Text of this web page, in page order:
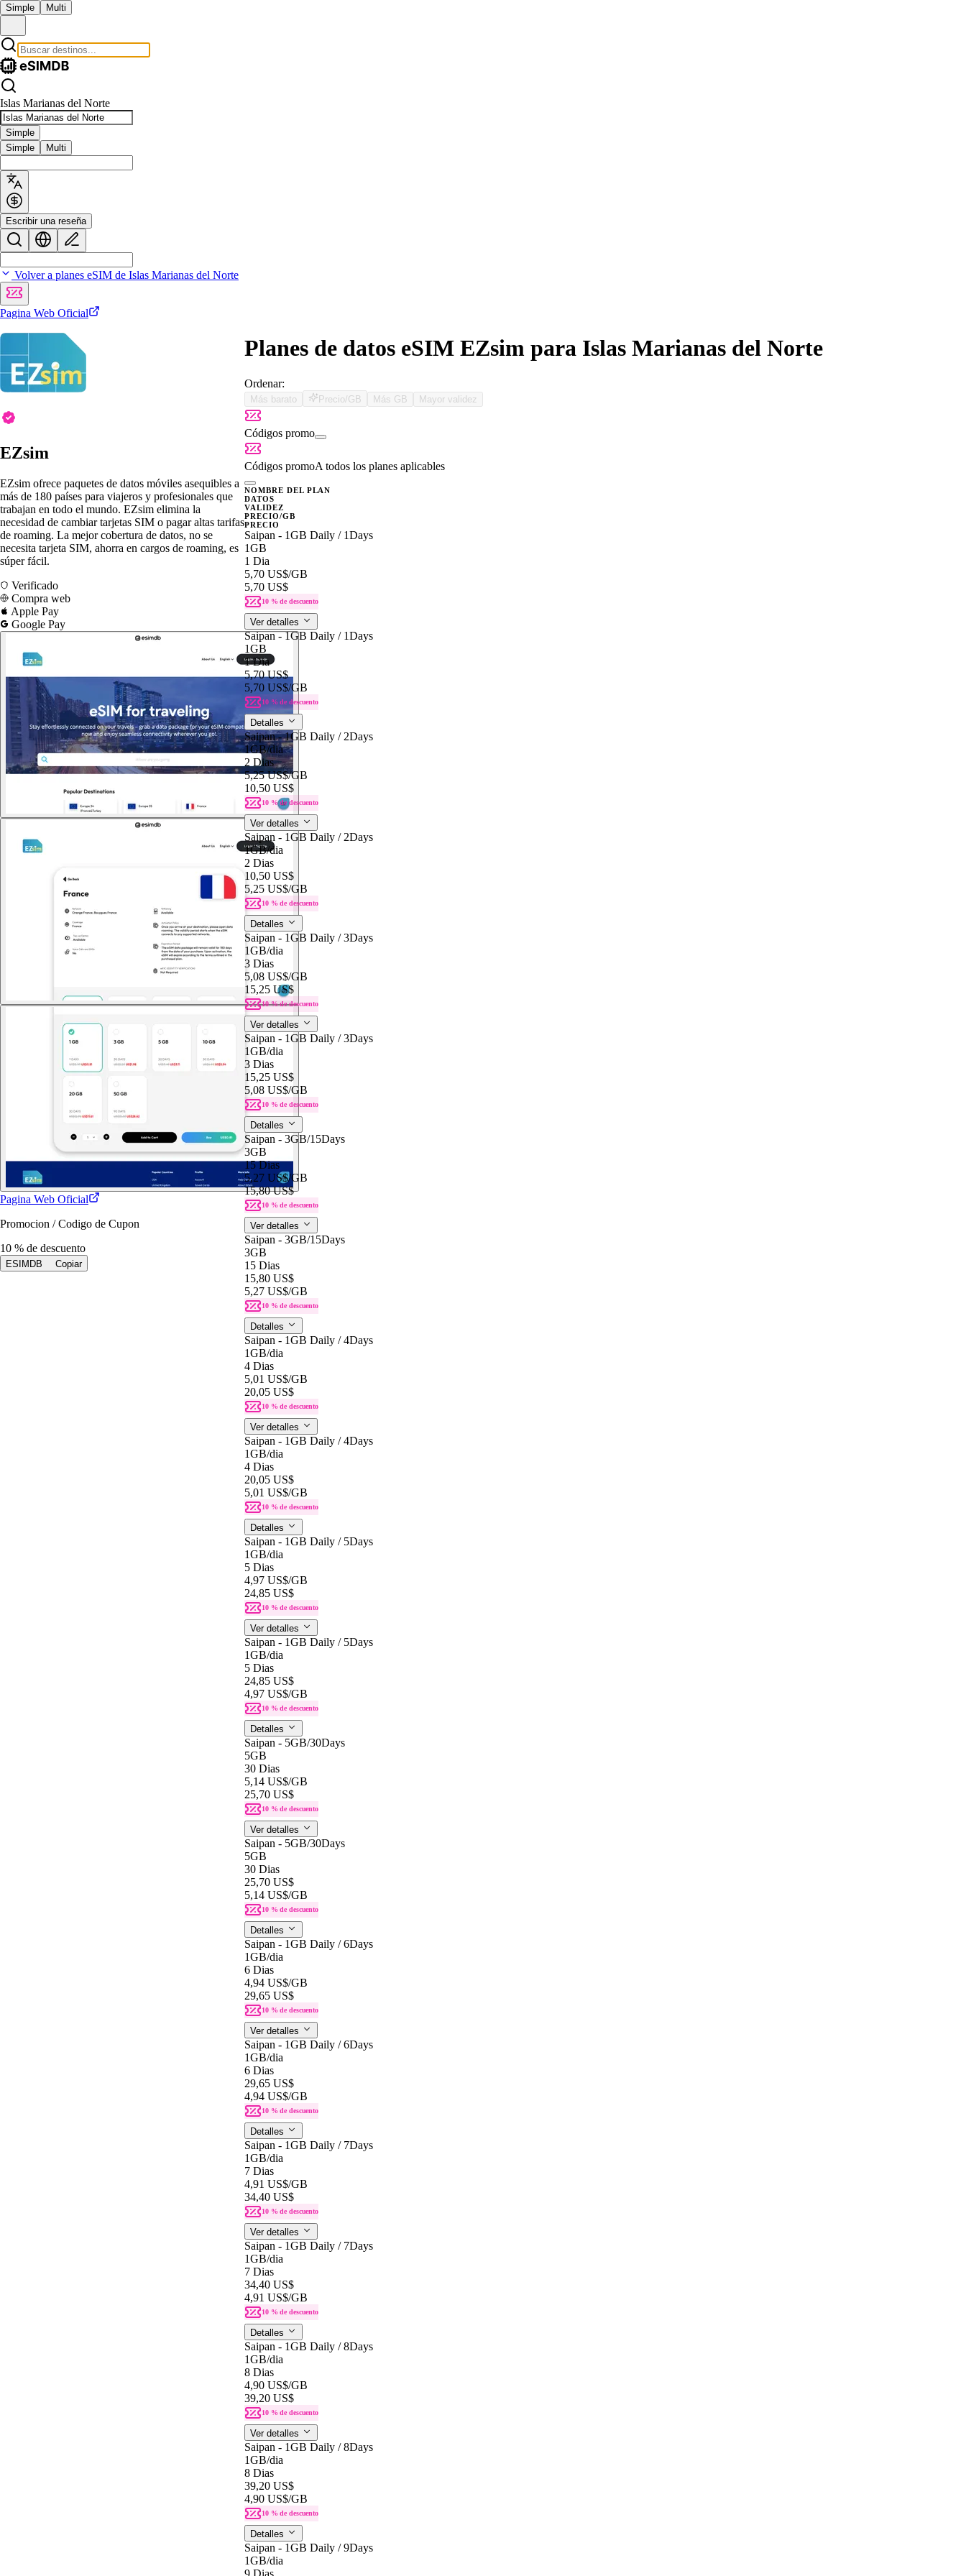
Simple Multi
Islas Marianas del Norte
Simple
Simple
Multi
Escribir una reseña
Volver a planes eSIM de Islas Marianas del Norte
Pagina Web Oficial
EZsim
EZsim ofrece paquetes de datos móviles asequibles a
más de 180 países para viajeros y profesionales que
trabajan en todo el mundo. EZsim elimina la
necesidad de cambiar tarjetas SIM o pagar altas tarifas
de roaming. La mejor cobertura de datos, no se
necesita tarjeta SIM, ahorra en cargos de roaming, es
súper fácil.
Verificado
Compra web
Apple Pay
Google Pay
Pagina Web Oficial
Promocion / Codigo de Cupon
10 % de descuento
ESIMDB Copiar
Planes de datos eSIM EZsim para Islas Marianas del Norte
Ordenar:
Más barato Precio/GB Más GB Mayor validez
Códigos promo
Códigos promoA todos los planes aplicables
NOMBRE DEL PLAN
DATOS
VALIDEZ
PRECIO/GB
PRECIO
Saipan - 1GB Daily / 1Days
1GB
1 Dia
5,70 US$/GB
5,70 US$
10 % de descuento
Ver detalles
Saipan - 1GB Daily / 1Days
1GB
1 Dia
5,70 US$
5,70 US$/GB
10 % de descuento
Detalles
Saipan - 1GB Daily / 2Days
1GB/dia
2 Dias
5,25 US$/GB
10,50 US$
10 % de descuento
Ver detalles
Saipan - 1GB Daily / 2Days
1GB/dia
2 Dias
10,50 US$
5,25 US$/GB
10 % de descuento
Detalles
Saipan - 1GB Daily / 3Days
1GB/dia
3 Dias
5,08 US$/GB
15,25 US$
10 % de descuento
Ver detalles
Saipan - 1GB Daily / 3Days
1GB/dia
3 Dias
15,25 US$
5,08 US$/GB
10 % de descuento
Detalles
Saipan - 3GB/15Days
3GB
15 Dias
5,27 US$/GB
15,80 US$
10 % de descuento
Ver detalles
Saipan - 3GB/15Days
3GB
15 Dias
15,80 US$
5,27 US$/GB
10 % de descuento
Detalles
Saipan - 1GB Daily / 4Days
1GB/dia
4 Dias
5,01 US$/GB
20,05 US$
10 % de descuento
Ver detalles
Saipan - 1GB Daily / 4Days
1GB/dia
4 Dias
20,05 US$
5,01 US$/GB
10 % de descuento
Detalles
Saipan - 1GB Daily / 5Days
1GB/dia
5 Dias
4,97 US$/GB
24,85 US$
10 % de descuento
Ver detalles
Saipan - 1GB Daily / 5Days
1GB/dia
5 Dias
24,85 US$
4,97 US$/GB
10 % de descuento
Detalles
Saipan - 5GB/30Days
5GB
30 Dias
5,14 US$/GB
25,70 US$
10 % de descuento
Ver detalles
Saipan - 5GB/30Days
5GB
30 Dias
25,70 US$
5,14 US$/GB
10 % de descuento
Detalles
Saipan - 1GB Daily / 6Days
1GB/dia
6 Dias
4,94 US$/GB
29,65 US$
10 % de descuento
Ver detalles
Saipan - 1GB Daily / 6Days
1GB/dia
6 Dias
29,65 US$
4,94 US$/GB
10 % de descuento
Detalles
Saipan - 1GB Daily / 7Days
1GB/dia
7 Dias
4,91 US$/GB
34,40 US$
10 % de descuento
Ver detalles
Saipan - 1GB Daily / 7Days
1GB/dia
7 Dias
34,40 US$
4,91 US$/GB
10 % de descuento
Detalles
Saipan - 1GB Daily / 8Days
1GB/dia
8 Dias
4,90 US$/GB
39,20 US$
10 % de descuento
Ver detalles
Saipan - 1GB Daily / 8Days
1GB/dia
8 Dias
39,20 US$
4,90 US$/GB
10 % de descuento
Detalles
Saipan - 1GB Daily / 9Days
1GB/dia
9 Dias